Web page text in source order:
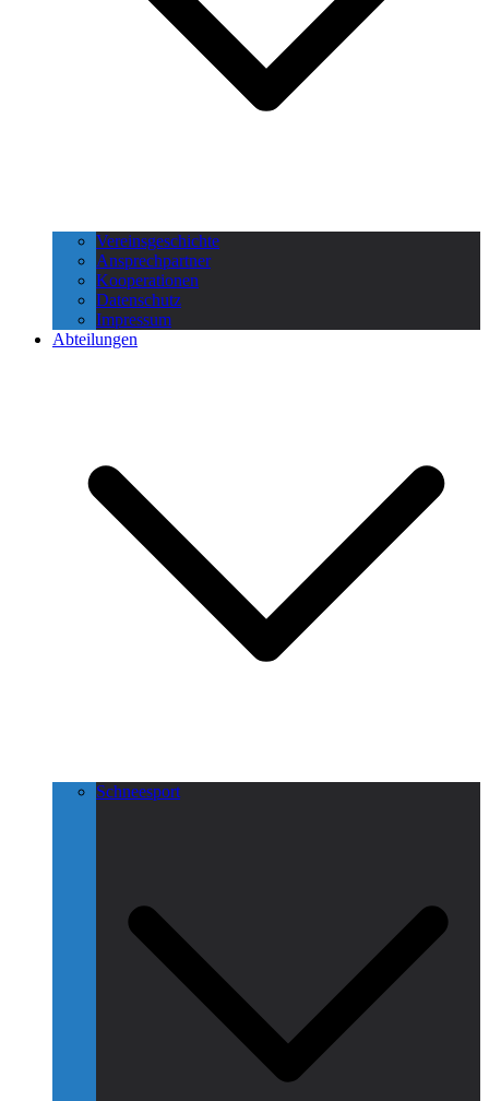
Vereinsgeschichte
Ansprechpartner
Kooperationen
Datenschutz
Impressum
Abteilungen
Schneesport